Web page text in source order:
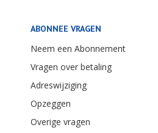
ABONNEE VRAGEN
Neem een Abonnement
Vragen over betaling
Adreswijziging
Opzeggen
Overige vragen